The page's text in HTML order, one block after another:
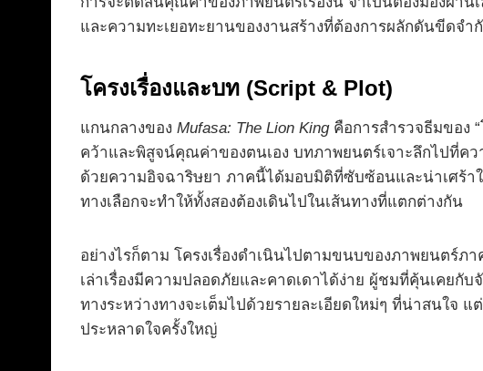
และความทะเยอทะยานของงานสร้างที่ต้องการผลักดันขีดจำ
โครงเรื่องและบท (Script & Plot)
แกนกลางของ Mufasa: The Lion Kingคือการสำรวจธีมของ
คว้าและพิสูจน์คุณค่าของตนเอง บทภาพยนตร์เจาะลึกไปที่ค
ด้วยความอิจฉาริษยา ภาคนี้ได้มอบมิติที่ซับซ้อนและน่าเศร้า
ทางเลือกจะทำให้ทั้งสองต้องเดินไปในเส้นทางที่แตกต่างกัน
อย่างไรก็ตาม โครงเรื่องดำเนินไปตามขนบของภาพยนตร์ภา
เล่าเรื่องมีความปลอดภัยและคาดเดาได้ง่าย ผู้ชมที่คุ้นเคยกั
ทางระหว่างทางจะเต็มไปด้วยรายละเอียดใหม่ๆ ที่น่าสนใจ
ประหลาดใจครั้งใหญ่